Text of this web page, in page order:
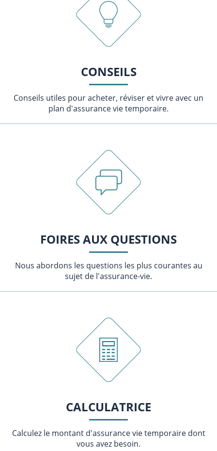
CONSEILS
Conseils utiles pour acheter, réviser et vivre avec un
plan d'assurance vie temporaire.
FOIRES AUX QUESTIONS
Nous abordons les questions les plus courantes au
sujet de l'assurance-vie.
CALCULATRICE
Calculez le montant d'assurance vie temporaire dont
vous avez besoin.